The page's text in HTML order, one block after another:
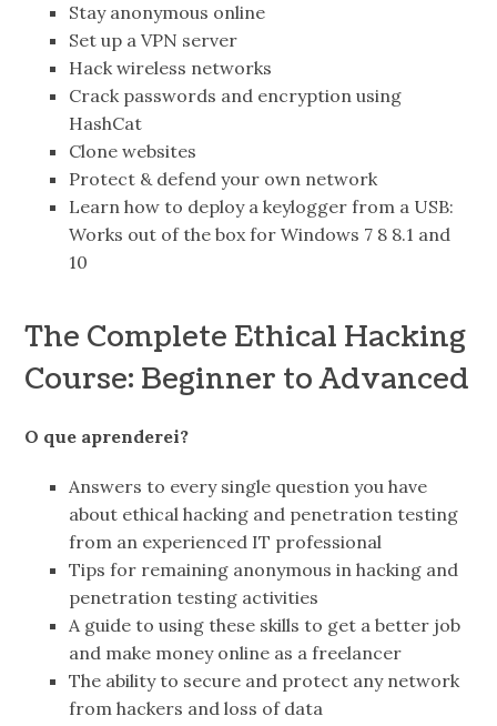
Stay anonymous online
Set up a VPN server
Hack wireless networks
Crack passwords and encryption using
HashCat
Clone websites
Protect & defend your own network
Learn how to deploy a keylogger from a USB:
Works out of the box for Windows 7 8 8.1 and
10
The Complete Ethical Hacking
Course: Beginner to Advanced
O que aprenderei?
Answers to every single question you have
about ethical hacking and penetration testing
from an experienced IT professional
Tips for remaining anonymous in hacking and
penetration testing activities
A guide to using these skills to get a better job
and make money online as a freelancer
The ability to secure and protect any network
from hackers and loss of data